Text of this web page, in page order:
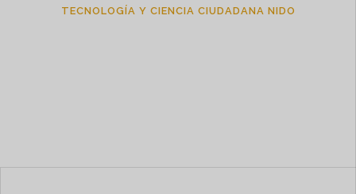
TECNOLOGÍA Y CIENCIA CIUDADANA NIDO